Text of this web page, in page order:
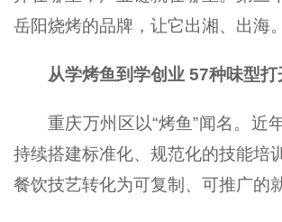
岳阳烧烤的品牌，让它出湘、出海。
从学烤鱼到学创业 57种味型
重庆万州区以“烤鱼”闻名。近
持续搭建标准化、规范化的技能培
餐饮技艺转化为可复制、可推广的